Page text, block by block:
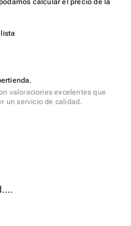
calcular el precio de la
valoraciones excelentes que
un servicio de calidad.